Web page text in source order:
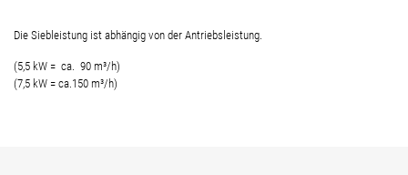
Die Siebleistung ist abhängig von der Antriebsleistung.
(5,5 kW = ca. 90 m³/h)
(7,5 kW = ca.150 m³/h)